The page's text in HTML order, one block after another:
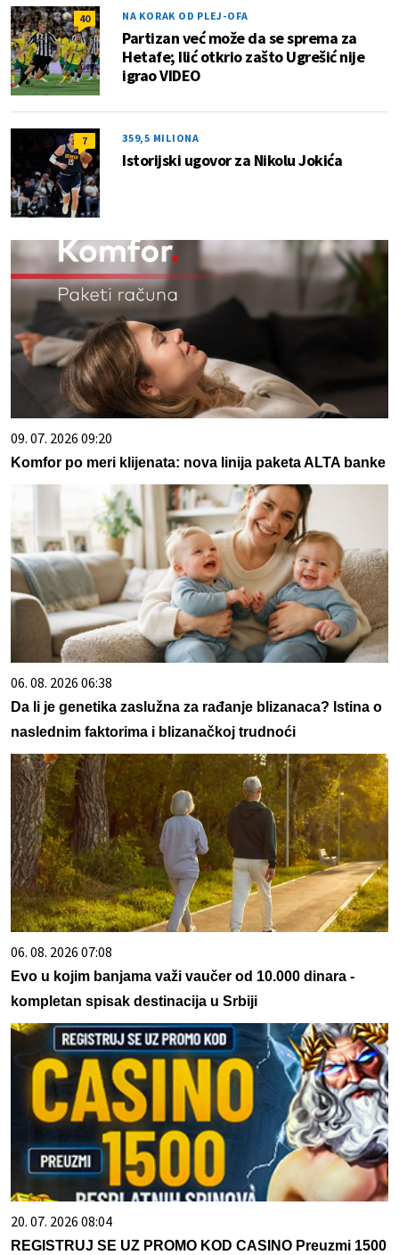
40 NA KORAK OD PLEJ-OFA
Partizan već može da se sprema za
Hetafe; Ilić otkrio zašto Ugrešić nije
igrao VIDEO
7 359,5 MILIONA
Istorijski ugovor za Nikolu Jokića
09. 07. 2026 09:20
Komfor po meri klijenata: nova linija paketa ALTA banke
06. 08. 2026 06:38
Da li je genetika zaslužna za rađanje blizanaca? Istina o
naslednim faktorima i blizanačkoj trudnoći
06. 08. 2026 07:08
Evo u kojim banjama važi vaučer od 10.000 dinara -
kompletan spisak destinacija u Srbiji
20. 07. 2026 08:04
REGISTRUJ SE UZ PROMO KOD CASINO Preuzmi 1500